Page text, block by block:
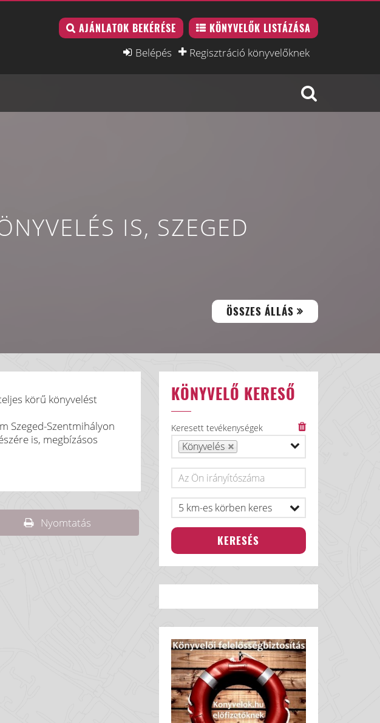
AJÁNLATOK BEKÉRÉSE KÖNYVELŐK LISTÁZÁSA
Belépés Regisztráció könyvelőknek
IS, SZEGED
ÖSSZES ÁLLÁS
körű könyvelést
Szeged-Szentmihályon
is, megbízásos
Nyomtatás
KÖNYVELŐ KERESŐ
Keresett tevékenységek
Könyvelés